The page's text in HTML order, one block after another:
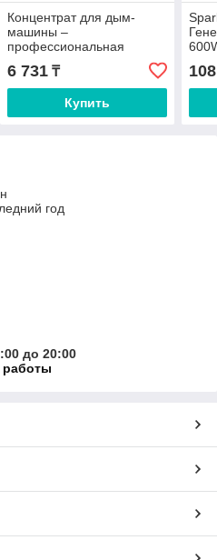
Концентрат для дым-
машины –
профессиональная
жидкость для генератора
дыма 1:3–1:5, плотный
сценический дым для
клуба и сцены
6 731₸
Купить
год
до 20:00
работы